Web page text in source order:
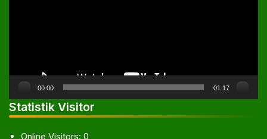
00:00 01:17
Statistik Visitor
Online Visitors: 0